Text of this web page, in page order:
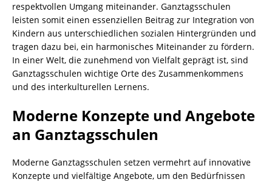
respektvollen Umgang miteinander. Ganztagsschulen
leisten somit einen essenziellen Beitrag zur Integration von
Kindern aus unterschiedlichen sozialen Hintergründen und
tragen dazu bei, ein harmonisches Miteinander zu fördern.
In einer Welt, die zunehmend von Vielfalt geprägt ist, sind
Ganztagsschulen wichtige Orte des Zusammenkommens
und des interkulturellen Lernens.
Moderne Konzepte und Angebote
an Ganztagsschulen
Moderne Ganztagsschulen setzen vermehrt auf innovative
Konzepte und vielfältige Angebote, um den Bedürfnissen